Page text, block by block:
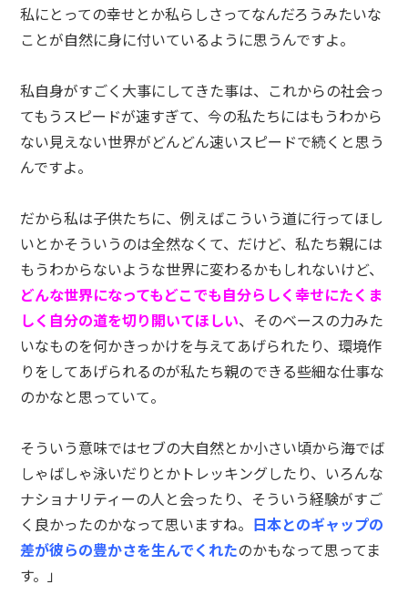
私にとっての幸せとか私らしさってなんだろうみたいな
ことが自然に身に付いているように思うんですよ。
私自身がすごく大事にしてきた事は、これからの社会っ
てもうスピードが速すぎて、今の私たちにはもうわから
ない見えない世界がどんどん速いスピードで続くと思う
んですよ。
だから私は子供たちに、例えばこういう道に行ってほし
いとかそういうのは全然なくて、だけど、私たち親には
もうわからないような世界に変わるかもしれないけど、
どんな世界になってもどこでも自分らしく幸せにたくま
しく自分の道を切り開いてほしい、そのベースの力みた
いなものを何かきっかけを与えてあげられたり、環境作
りをしてあげられるのが私たち親のできる些細な仕事な
のかなと思っていて。
そういう意味ではセブの大自然とか小さい頃から海でば
しゃばしゃ泳いだりとかトレッキングしたり、いろんな
ナショナリティーの人と会ったり、そういう経験がすご
く良かったのかなって思いますね。 日本とのギャップの
差が彼らの豊かさを生んでくれたのかもなって思ってま
す。」